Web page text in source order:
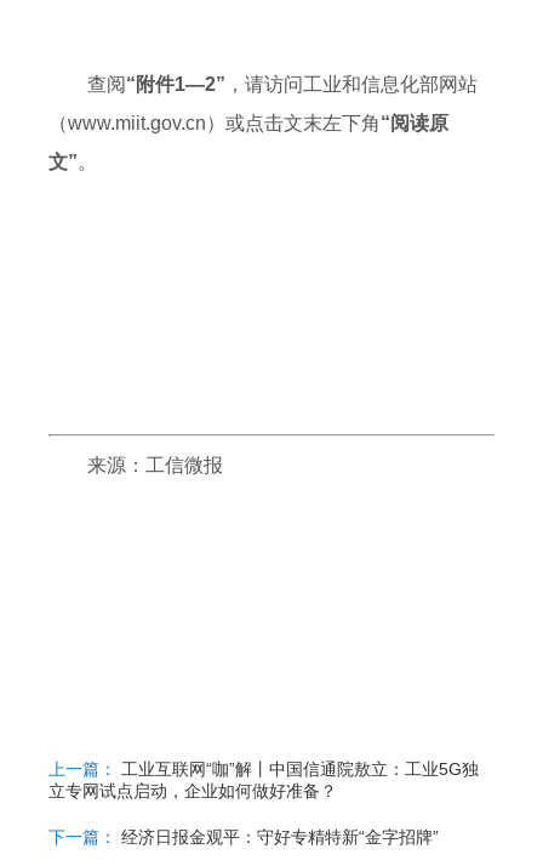
查阅“附件1—2” ，请访问工业和信息化部网站
（www.miit.gov.cn）或点击文末左下角“阅读原
文”。
来源：工信微报
上一篇：
工业互联网“咖”解丨中国信通院敖立：工业5G独
立专网试点启动，企业如何做好准备？
下一篇： 经济日报金观平：守好专精特新“金字招牌”